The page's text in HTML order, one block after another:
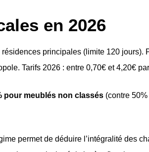
en 2026
principales (limite 120
Tarifs 2026 : entre 0,70€ et 4,20€
pour meublés non classés (contre
permet de déduire l’intégralité des